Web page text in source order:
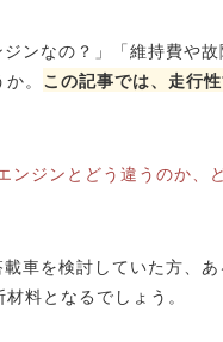
ジンなの？」「維持費や
。 この記事では、走行
ンジンとどう違うのか、
車を検討していた方、
料となるでしょう。